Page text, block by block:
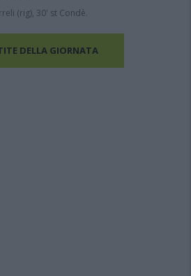
(rig), 30' st Condè.
DELLA GIORNATA